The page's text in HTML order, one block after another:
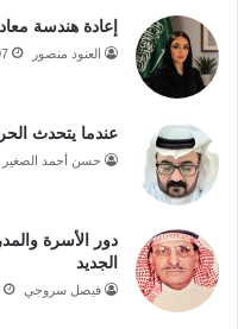
إعادة هندسة
العنود منصور
عندما يتحدث
حسن أحمد الصغير
دور الأسرة
الجديد
فيصل سروجي